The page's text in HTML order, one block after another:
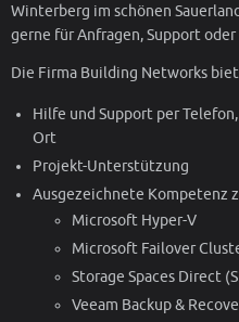
Winterberg im schönen
gerne für Anfragen, Support
Die Firma Building Networks
Hilfe und Support per
Ort
Projekt-Unterstützung
Ausgezeichnete Kompetenz
Microsoft Hyper-V
Microsoft Failover
Storage Spaces Direct
Veeam Backup &